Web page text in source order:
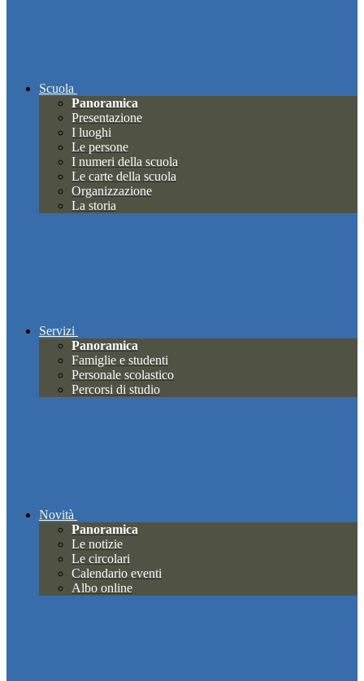
Scuola
Panoramica
Presentazione
I luoghi
Le persone
I numeri della scuola
Le carte della scuola
Organizzazione
La storia
Servizi
Panoramica
Famiglie e studenti
Personale scolastico
Percorsi di studio
Novità
Panoramica
Le notizie
Le circolari
Calendario eventi
Albo online